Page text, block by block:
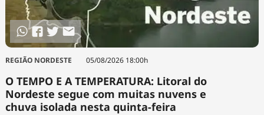
REGIÃO NORDESTE 05/08/2026 18:00h
O TEMPO E A TEMPERATURA: Litoral do
Nordeste segue com muitas nuvens e
chuva isolada nesta quinta-feira